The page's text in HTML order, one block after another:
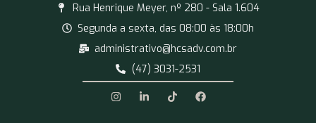
Rua Henrique Meyer, nº 280 - Sala 1.604
Segunda a sexta, das 08:00 às 18:00h
administrativo@hcsadv.com.br
(47) 3031-2531